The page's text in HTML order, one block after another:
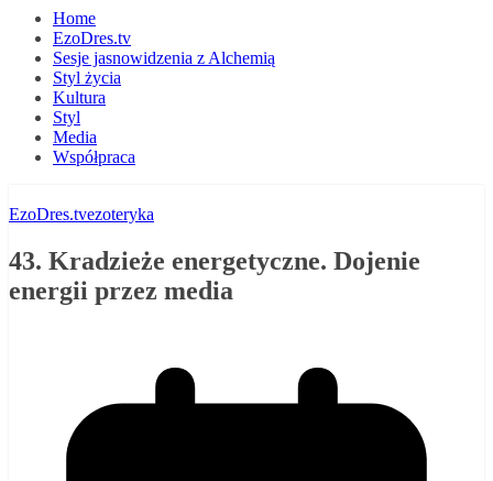
Home
EzoDres.tv
Sesje jasnowidzenia z Alchemią
Styl życia
Kultura
Styl
Media
Współpraca
EzoDres.tvezoteryka
43. Kradzieże energetyczne. Dojenie
energii przez media